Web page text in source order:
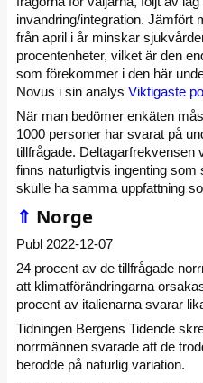
invandring/integration. Jämfört
från april i år minskar
procentenheter, vilket är den
som förekommer i den här
Novus i sin analys Viktigaste
När man bedömer enkäten
1000 personer har svarat på
tillfrågade. Deltagarfrekvensen
finns naturligtvis ingenting som
skulle ha samma uppfattning
⇑ Norge
Publ 2022-12-07
24 procent av de tillfrågade
att klimatförändringarna
procent av italienarna svarar
Tidningen Bergens Tidende
norrmännen svarade att de
berodde på naturlig variation.